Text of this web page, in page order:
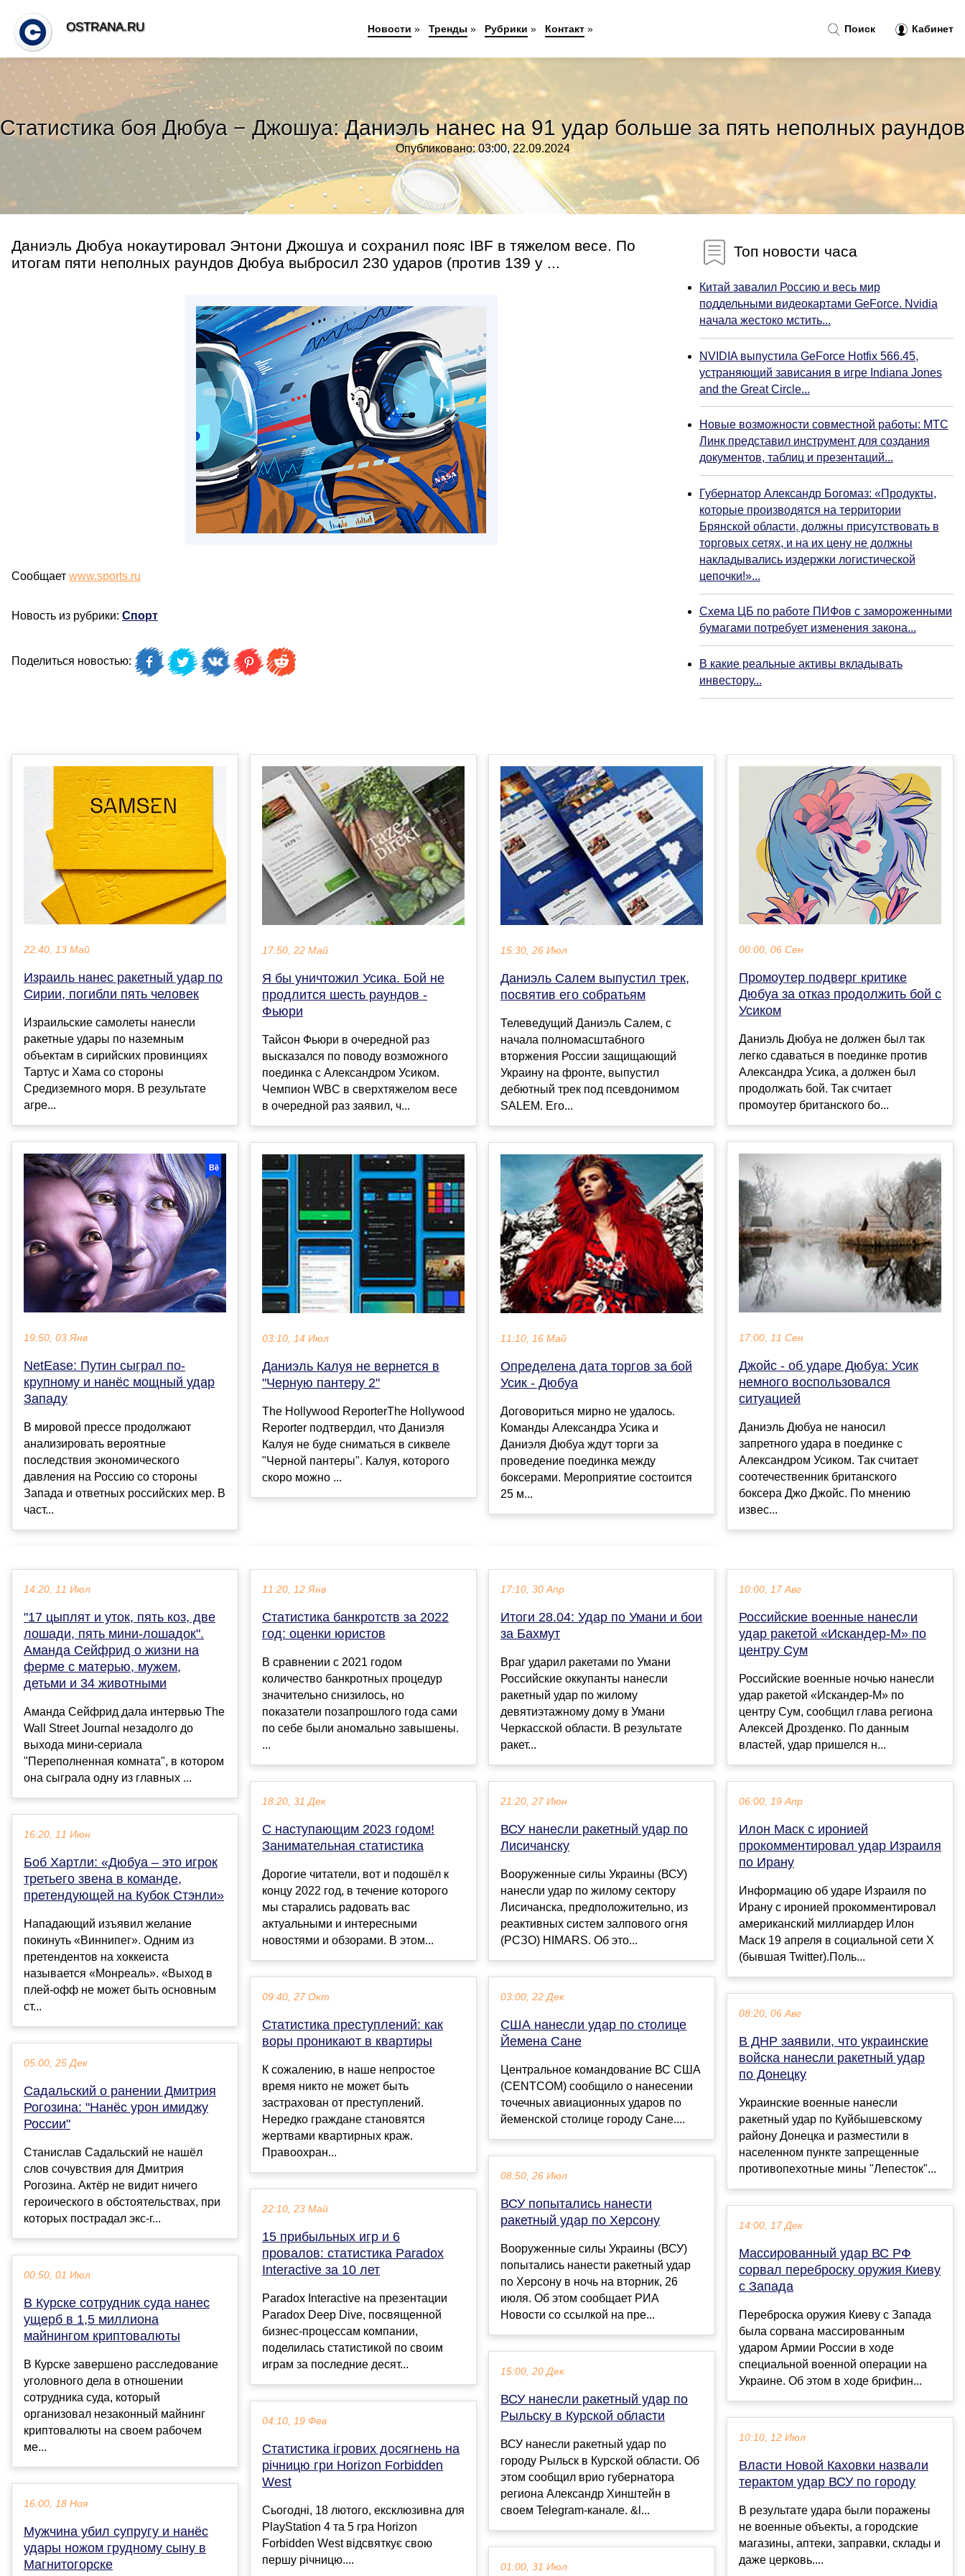
Статистика боя Дюбуа − Джошуа: Даниэль нанес на 91 удар больше за пять неполных раундов
Опубликовано: 03:00, 22.09.2024
Даниэль Дюбуа нокаутировал Энтони Джошуа и сохранил пояс IBF в тяжелом весе. По
итогам пяти неполных раундов Дюбуа выбросил 230 ударов (против 139 у ...
Сообщает www.sports.ru
Новость из рубрики: Спорт
Поделиться новостью:
Топ новости часа
Китай завалил Россию и весь мир
поддельными видеокартами GeForce. Nvidia
начала жестоко мстить...
NVIDIA выпустила GeForce Hotfix 566.45,
устраняющий зависания в игре Indiana Jones
and the Great Circle...
Новые возможности совместной работы: МТС
Линк представил инструмент для создания
документов, таблиц и презентаций...
Губернатор Александр Богомаз: «Продукты,
которые производятся на территории
Брянской области, должны присутствовать в
торговых сетях, и на их цену не должны
накладывались издержки логистической
цепочки!»...
Схема ЦБ по работе ПИФов с замороженными
бумагами потребует изменения закона...
В какие реальные активы вкладывать
инвестору...
22:40, 13 Май
Израиль нанес ракетный удар по
Сирии, погибли пять человек
Израильские самолеты нанесли
ракетные удары по наземным
объектам в сирийских провинциях
Тартус и Хама со стороны
Средиземного моря. В результате
агре...
19:50, 03 Янв
NetEase: Путин сыграл по-
крупному и нанёс мощный удар
Западу
В мировой прессе продолжают
анализировать вероятные
последствия экономического
давления на Россию со стороны
Запада и ответных российских мер. В
част...
17:50, 22 Май
Я бы уничтожил Усика. Бой не
продлится шесть раундов -
Фьюри
Тайсон Фьюри в очередной раз
высказался по поводу возможного
поединка с Александром Усиком.
Чемпион WBC в сверхтяжелом весе
в очередной раз заявил, ч...
03:10, 14 Июл
Даниэль Калуя не вернется в
"Черную пантеру 2"
The Hollywood ReporterThe Hollywood
Reporter подтвердил, что Даниэля
Калуя не буде сниматься в сиквеле
"Черной пантеры". Калуя, которого
скоро можно ...
15:30, 26 Июл
Даниэль Салем выпустил трек,
посвятив его собратьям
Телеведущий Даниэль Салем, с
начала полномасштабного
вторжения России защищающий
Украину на фронте, выпустил
дебютный трек под псевдонимом
SALEM. Его...
11:10, 16 Май
Определена дата торгов за бой
Усик - Дюбуа
Договориться мирно не удалось.
Команды Александра Усика и
Даниэля Дюбуа ждут торги за
проведение поединка между
боксерами. Мероприятие состоится
25 м...
00:00, 06 Сен
Промоутер подверг критике
Дюбуа за отказ продолжить бой с
Усиком
Даниэль Дюбуа не должен был так
легко сдаваться в поединке против
Александра Усика, а должен был
продолжать бой. Так считает
промоутер британского бо...
17:00, 11 Сен
Джойс - об ударе Дюбуа: Усик
немного воспользовался
ситуацией
Даниэль Дюбуа не наносил
запретного удара в поединке с
Александром Усиком. Так считает
соотечественник британского
боксера Джо Джойс. По мнению
извес...
14:20, 11 Июл
"17 цыплят и уток, пять коз, две
лошади, пять мини-лошадок".
Аманда Сейфрид о жизни на
ферме с матерью, мужем,
детьми и 34 животными
Аманда Сейфрид дала интервью The
Wall Street Journal незадолго до
выхода мини-сериала
"Переполненная комната", в котором
она сыграла одну из главных ...
16:20, 11 Июн
Боб Хартли: «Дюбуа – это игрок
третьего звена в команде,
претендующей на Кубок Стэнли»
Нападающий изъявил желание
покинуть «Виннипег». Одним из
претендентов на хоккеиста
называется «Монреаль». «Выход в
плей-офф не может быть основным
ст...
05:00, 25 Дек
Садальский о ранении Дмитрия
Рогозина: "Нанёс урон имиджу
России"
Станислав Садальский не нашёл
слов сочувствия для Дмитрия
Рогозина. Актёр не видит ничего
героического в обстоятельствах, при
которых пострадал экс-г...
00:50, 01 Июл
В Курске сотрудник суда нанес
ущерб в 1,5 миллиона
майнингом криптовалюты
В Курске завершено расследование
уголовного дела в отношении
сотрудника суда, который
организовал незаконный майнинг
криптовалюты на своем рабочем
ме...
16:00, 18 Ноя
Мужчина убил супругу и нанёс
удары ножом грудному сыну в
Магнитогорске
11:20, 12 Янв
Статистика банкротств за 2022
год: оценки юристов
В сравнении с 2021 годом
количество банкротных процедур
значительно снизилось, но
показатели позапрошлого года сами
по себе были аномально завышены.
...
18:20, 31 Дек
С наступающим 2023 годом!
Занимательная статистика
Дорогие читатели, вот и подошёл к
концу 2022 год, в течение которого
мы старались радовать вас
актуальными и интересными
новостями и обзорами. В этом...
09:40, 27 Окт
Статистика преступлений: как
воры проникают в квартиры
К сожалению, в наше непростое
время никто не может быть
застрахован от преступлений.
Нередко граждане становятся
жертвами квартирных краж.
Правоохран...
22:10, 23 Май
15 прибыльных игр и 6
провалов: статистика Paradox
Interactive за 10 лет
Paradox Interactive на презентации
Paradox Deep Dive, посвященной
бизнес-процессам компании,
поделилась статистикой по своим
играм за последние десят...
04:10, 19 Фев
Статистика ігрових досягнень на
річницю гри Horizon Forbidden
West
Сьогодні, 18 лютого, ексклюзивна для
PlayStation 4 та 5 гра Horizon
Forbidden West відсвяткує свою
першу річницю....
17:10, 30 Апр
Итоги 28.04: Удар по Умани и бои
за Бахмут
Враг ударил ракетами по Умани
Российские оккупанты нанесли
ракетный удар по жилому
девятиэтажному дому в Умани
Черкасской области. В результате
ракет...
21:20, 27 Июн
ВСУ нанесли ракетный удар по
Лисичанску
Вооруженные силы Украины (ВСУ)
нанесли удар по жилому сектору
Лисичанска, предположительно, из
реактивных систем залпового огня
(РСЗО) HIMARS. Об это...
03:00, 22 Дек
США нанесли удар по столице
Йемена Сане
Центральное командование ВС США
(CENTCOM) сообщило о нанесении
точечных авиационных ударов по
йеменской столице городу Сане....
08:50, 26 Июл
ВСУ попытались нанести
ракетный удар по Херсону
Вооруженные силы Украины (ВСУ)
попытались нанести ракетный удар
по Херсону в ночь на вторник, 26
июля. Об этом сообщает РИА
Новости со ссылкой на пре...
15:00, 20 Дек
ВСУ нанесли ракетный удар по
Рыльску в Курской области
ВСУ нанесли ракетный удар по
городу Рыльск в Курской области. Об
этом сообщил врио губернатора
региона Александр Хинштейн в
своем Telegram-канале. &l...
01:00, 31 Июл
10:00, 17 Авг
Российские военные нанесли
удар ракетой «Искандер-М» по
центру Сум
Российские военные ночью нанесли
удар ракетой «Искандер-М» по
центру Сум, сообщил глава региона
Алексей Дрозденко. По данным
властей, удар пришелся н...
06:00, 19 Апр
Илон Маск с иронией
прокомментировал удар Израиля
по Ирану
Информацию об ударе Израиля по
Ирану с иронией прокомментировал
американский миллиардер Илон
Маск 19 апреля в социальной сети Х
(бывшая Twitter).Поль...
08:20, 06 Авг
В ДНР заявили, что украинские
войска нанесли ракетный удар
по Донецку
Украинские военные нанесли
ракетный удар по Куйбышевскому
району Донецка и разместили в
населенном пункте запрещенные
противопехотные мины "Лепесток"...
14:00, 17 Дек
Массированный удар ВС РФ
сорвал переброску оружия Киеву
с Запада
Переброска оружия Киеву с Запада
была сорвана массированным
ударом Армии России в ходе
специальной военной операции на
Украине. Об этом в ходе брифин...
10:10, 12 Июл
Власти Новой Каховки назвали
терактом удар ВСУ по городу
В результате удара были поражены
не военные объекты, а городские
магазины, аптеки, заправки, склады и
даже церковь....
Поиск Кабинет
OSTRANA.RU Новости » Тренды » Рубрики » Контакт»